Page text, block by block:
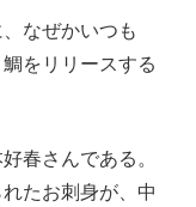
なぜかいつも
をリリースする
春さんである。
たお刺身が、中